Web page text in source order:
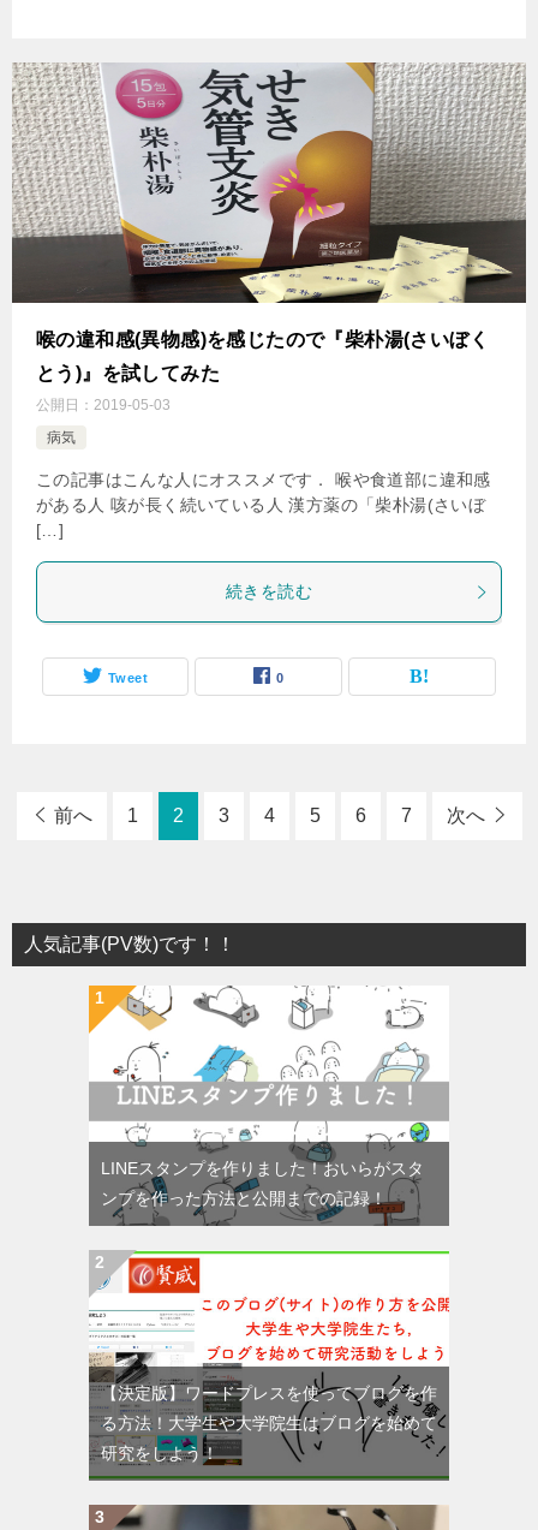
喉の違和感(異物感)を感じたので『柴朴湯(さいぼく
とう)』を試してみた
公開日： 2019-05-03
病気
この記事はこんな人にオススメです． 喉や食道部に違和感
がある人 咳が長く続いている人 漢方薬の「柴朴湯(さいぼ
[…]
続きを読む
Tweet 0
前へ 1 2 3 4 5 6 7 次へ
人気記事(PV数)です！！
LINEスタンプを作りました！おいらがスタ
ンプを作った方法と公開までの記録！
【決定版】ワードプレスを使ってブログを作
る方法！大学生や大学院生はブログを始めて
研究をしよう！